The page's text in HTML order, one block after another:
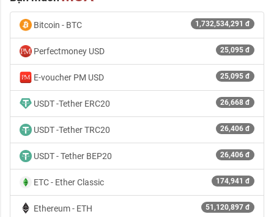
Bitcoin - BTC 1,732,534,291 đ
Perfectmoney USD 25,095 đ
E-voucher PM USD 25,095 đ
USDT -Tether ERC20 26,668 đ
USDT -Tether TRC20 26,406 đ
USDT - Tether BEP20 26,406 đ
ETC - Ether Classic 174,941 đ
Ethereum - ETH 51,120,897 đ